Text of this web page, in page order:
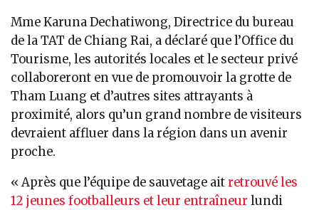
Mme Karuna Dechatiwong, Directrice du bureau
de la TAT de Chiang Rai, a déclaré que l’Office du
Tourisme, les autorités locales et le secteur privé
collaboreront en vue de promouvoir la grotte de
Tham Luang et d’autres sites attrayants à
proximité, alors qu’un grand nombre de visiteurs
devraient affluer dans la région dans un avenir
proche.
« Après que l’équipe de sauvetage aitretrouvé les
12 jeunes footballeurs et leur entraîneur lundi